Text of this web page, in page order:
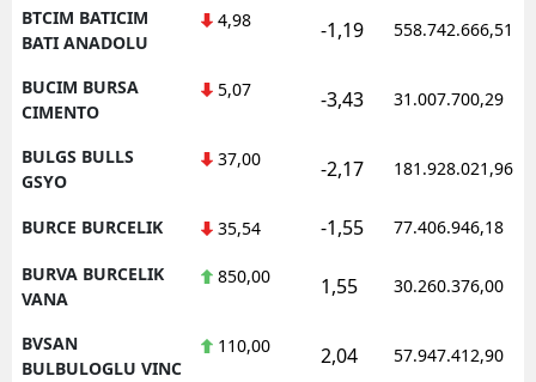
BTCIM BATICIM
BATI ANADOLU
4,98 -1,19 558.742.666,51
BUCIM BURSA
CIMENTO
5,07 -3,43 31.007.700,29
BULGS BULLS
GSYO
37,00 -2,17 181.928.021,96
BURCE BURCELIK 35,54 -1,55 77.406.946,18
BURVA BURCELIK
VANA
850,00 1,55 30.260.376,00
BVSAN
BULBULOGLU VINC
110,00 2,04 57.947.412,90